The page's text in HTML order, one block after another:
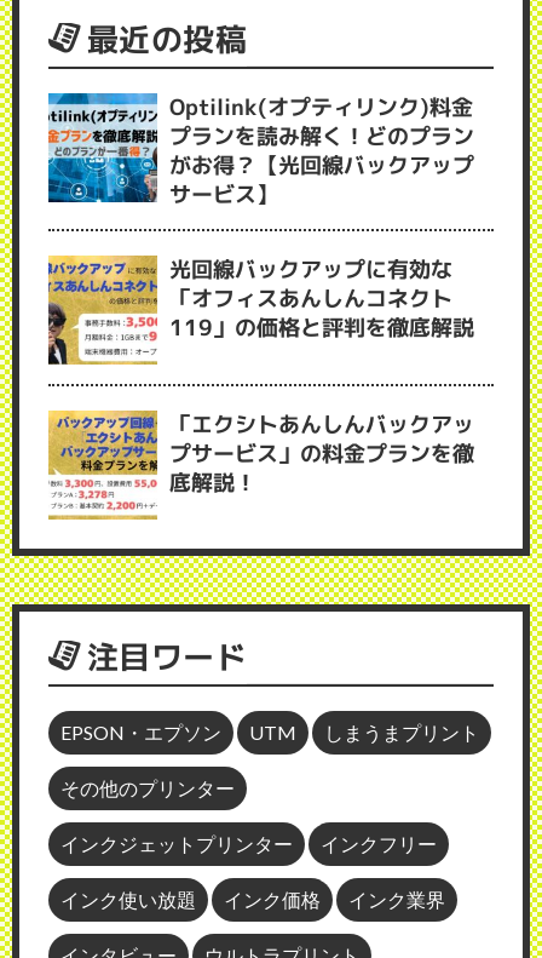
最近の投稿
Optilink(オプティリンク)料金
プランを読み解く！どのプラン
がお得？【光回線バックアップ
サービス】
光回線バックアップに有効な
「オフィスあんしんコネクト
119」の価格と評判を徹底解説
「エクシトあんしんバックアッ
プサービス」の料金プランを徹
底解説！
注目ワード
EPSON・エプソン UTM しまうまプリント
その他のプリンター
インクジェットプリンター インクフリー
インク使い放題 インク価格 インク業界